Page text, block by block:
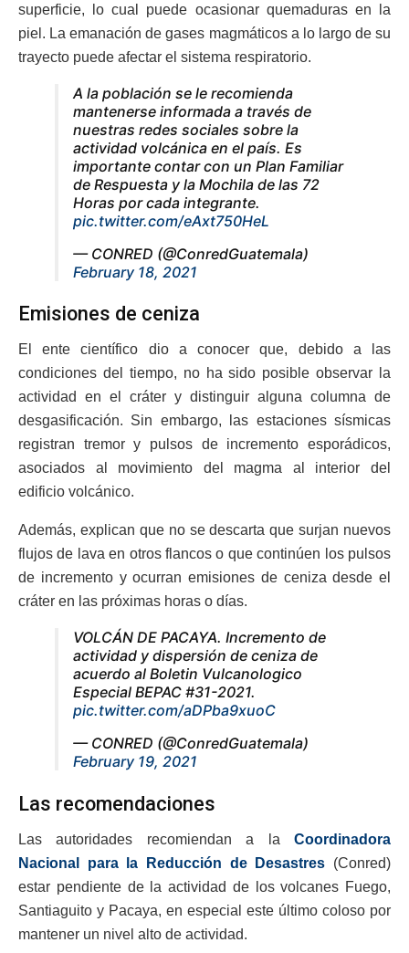
superficie, lo cual puede ocasionar quemaduras en la
piel. La emanación de gases magmáticos a lo largo de su
trayecto puede afectar el sistema respiratorio.
A la población se le recomienda
mantenerse informada a través de
nuestras redes sociales sobre la
actividad volcánica en el país. Es
importante contar con un Plan Familiar
de Respuesta y la Mochila de las 72
Horas por cada integrante.
pic.twitter.com/eAxt750HeL
— CONRED (@ConredGuatemala)
February 18, 2021
Emisiones de ceniza
El ente científico dio a conocer que, debido a las
condiciones del tiempo, no ha sido posible observar la
actividad en el cráter y distinguir alguna columna de
desgasificación. Sin embargo, las estaciones sísmicas
registran tremor y pulsos de incremento esporádicos,
asociados al movimiento del magma al interior del
edificio volcánico.
Además, explican que no se descarta que surjan nuevos
flujos de lava en otros flancos o que continúen los pulsos
de incremento y ocurran emisiones de ceniza desde el
cráter en las próximas horas o días.
VOLCÁN DE PACAYA. Incremento de
actividad y dispersión de ceniza de
acuerdo al Boletin Vulcanologico
Especial BEPAC #31-2021.
pic.twitter.com/aDPba9xuoC
— CONRED (@ConredGuatemala)
February 19, 2021
Las recomendaciones
Las autoridades recomiendan a la Coordinadora
Nacional para la Reducción de Desastres (Conred)
estar pendiente de la actividad de los volcanes Fuego,
Santiaguito y Pacaya, en especial este último coloso por
mantener un nivel alto de actividad.